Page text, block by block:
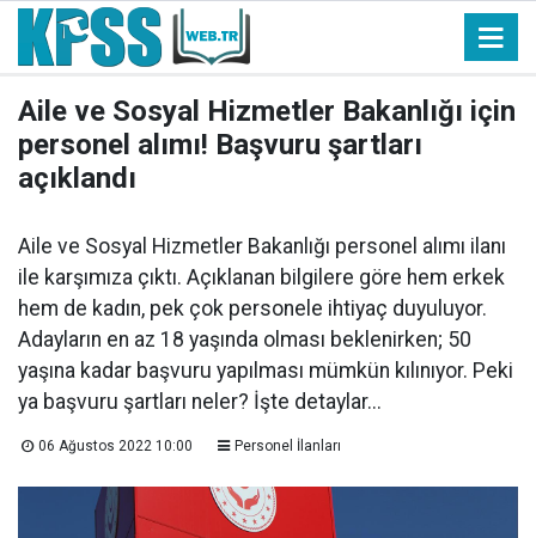
Aile ve Sosyal Hizmetler Bakanlığı için
personel alımı! Başvuru şartları
açıklandı
Aile ve Sosyal Hizmetler Bakanlığı personel alımı ilanı
ile karşımıza çıktı. Açıklanan bilgilere göre hem erkek
hem de kadın, pek çok personele ihtiyaç duyuluyor.
Adayların en az 18 yaşında olması beklenirken; 50
yaşına kadar başvuru yapılması mümkün kılınıyor. Peki
ya başvuru şartları neler? İşte detaylar...
06 Ağustos 2022 10:00 Personel İlanları